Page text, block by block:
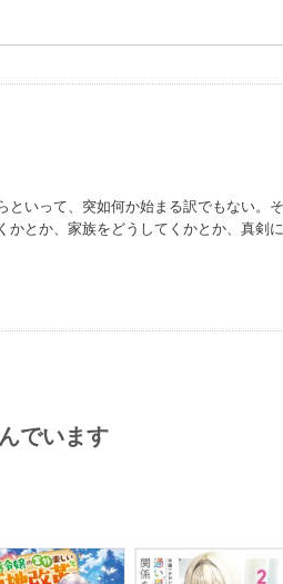
いって、突如何か始まる訳でもない。
とか、家族をどうしてくかとか、真剣
でいます